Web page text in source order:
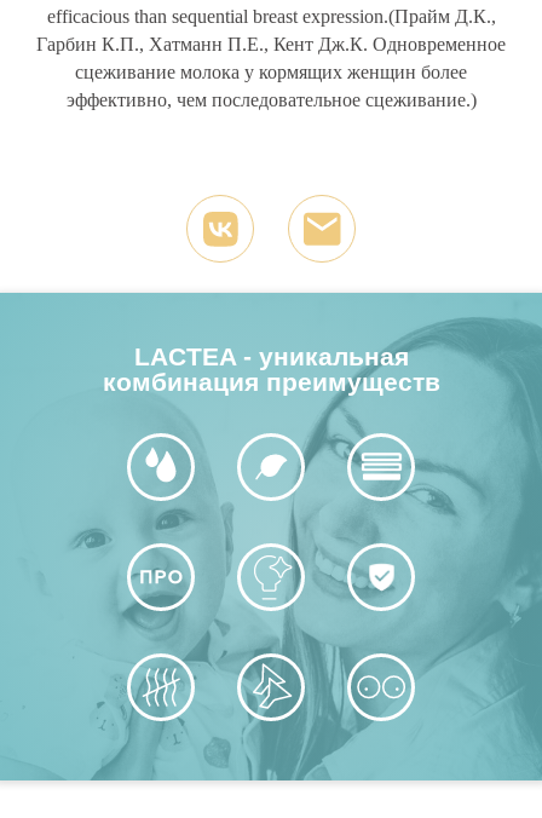
efficacious than sequential breast expression.(Прайм Д.К.,
Гарбин К.П., Хатманн П.Е., Кент Дж.К. Одновременное
сцеживание молока у кормящих женщин более
эффективно, чем последовательное сцеживание.)
Политика конфиденциальности
Оплата и доставка
Реквизиты